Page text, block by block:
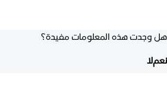
هل وجدت هذه المعلومات مفيدة؟
نعملا